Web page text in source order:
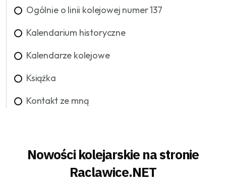
Ogólnie o linii kolejowej numer 137
Kalendarium historyczne
Kalendarze kolejowe
Książka
Kontakt ze mną
Nowości kolejarskie na stronie
Raclawice.NET